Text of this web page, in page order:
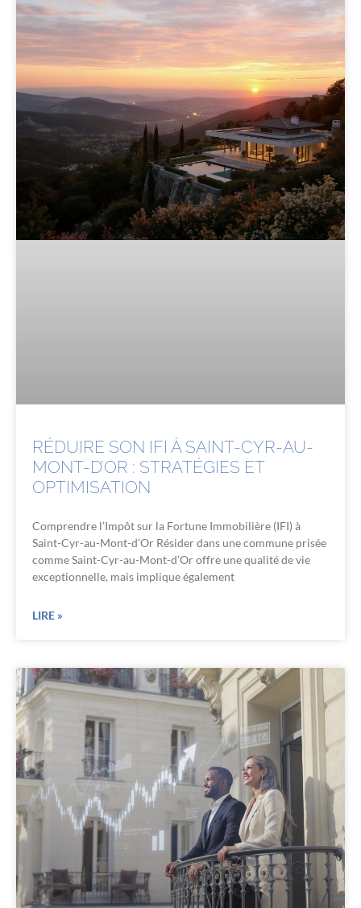
RÉDUIRE SON IFI À SAINT-CYR-AU-
MONT-D’OR : STRATÉGIES ET
OPTIMISATION
Comprendre l’Impôt sur la Fortune Immobilière (IFI) à
Saint-Cyr-au-Mont-d’Or Résider dans une commune prisée
comme Saint-Cyr-au-Mont-d’Or offre une qualité de vie
exceptionnelle, mais implique également
LIRE »